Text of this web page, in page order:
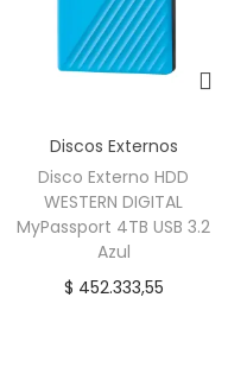
Discos Externos
Disco Externo HDD
WESTERN DIGITAL
MyPassport 4TB USB 3.2
Azul
$ 452.333,55